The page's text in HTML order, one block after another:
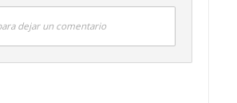
dejar un comentario